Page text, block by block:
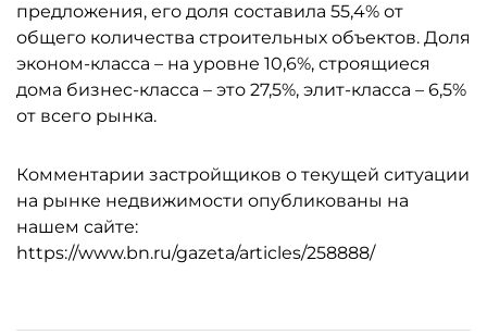
предложения, его доля составила 55,4% от
общего количества строительных объектов. Доля
эконом-класса – на уровне 10,6%, строящиеся
дома бизнес-класса – это 27,5%, элит-класса – 6,5%
от всего рынка.
Комментарии застройщиков о текущей ситуации
на рынке недвижимости опубликованы на
нашем сайте:
https://www.bn.ru/gazeta/articles/258888/